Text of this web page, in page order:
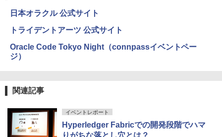
日本オラクル 公式サイト
トライデントアーツ 公式サイト
Oracle Code Tokyo Night（connpassイベントペー
ジ）
関連記事
イベントレポート
Hyperledger Fabricでの開発段階でハマ
りがちな落とし穴とは？